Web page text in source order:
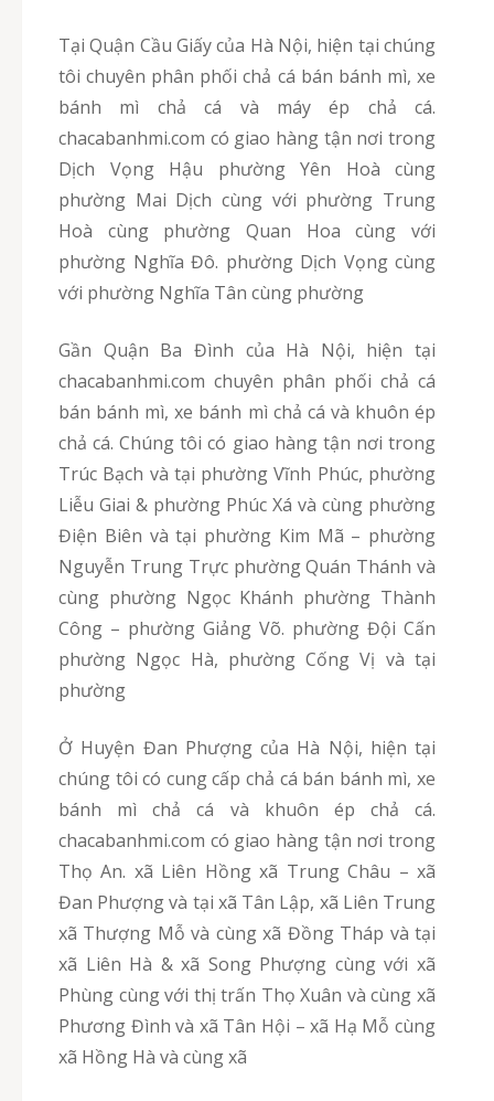
Tại Quận Cầu Giấy của Hà Nội, hiện tại chúng
tôi chuyên phân phối chả cá bán bánh mì, xe
bánh mì chả cá và máy ép chả cá.
chacabanhmi.com có giao hàng tận nơi trong
Dịch Vọng Hậu phường Yên Hoà cùng
phường Mai Dịch cùng với phường Trung
Hoà cùng phường Quan Hoa cùng với
phường Nghĩa Đô. phường Dịch Vọng cùng
với phường Nghĩa Tân cùng phường
Gần Quận Ba Đình của Hà Nội, hiện tại
chacabanhmi.com chuyên phân phối chả cá
bán bánh mì, xe bánh mì chả cá và khuôn ép
chả cá. Chúng tôi có giao hàng tận nơi trong
Trúc Bạch và tại phường Vĩnh Phúc, phường
Liễu Giai & phường Phúc Xá và cùng phường
Điện Biên và tại phường Kim Mã – phường
Nguyễn Trung Trực phường Quán Thánh và
cùng phường Ngọc Khánh phường Thành
Công – phường Giảng Võ. phường Đội Cấn
phường Ngọc Hà, phường Cống Vị và tại
phường
Ở Huyện Đan Phượng của Hà Nội, hiện tại
chúng tôi có cung cấp chả cá bán bánh mì, xe
bánh mì chả cá và khuôn ép chả cá.
chacabanhmi.com có giao hàng tận nơi trong
Thọ An. xã Liên Hồng xã Trung Châu – xã
Đan Phượng và tại xã Tân Lập, xã Liên Trung
xã Thượng Mỗ và cùng xã Đồng Tháp và tại
xã Liên Hà & xã Song Phượng cùng với xã
Phùng cùng với thị trấn Thọ Xuân và cùng xã
Phương Đình và xã Tân Hội – xã Hạ Mỗ cùng
xã Hồng Hà và cùng xã